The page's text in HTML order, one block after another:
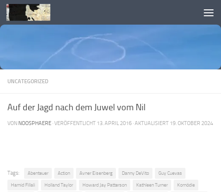
Skip to content
UNCATEGORIZED
Auf der Jagd nach dem Juwel vom Nil
VON NOOSPHAERE · VERÖFFENTLICHT 13. APRIL 2016 · AKTUALISIERT 19. OKTOBER 2024
Tags: Abenteuer Action Avner Eisenberg Danny DeVito Guy Cuevas
Hamid Fillali Holland Taylor Howard Jay Patterson Kathleen Turner Komödie